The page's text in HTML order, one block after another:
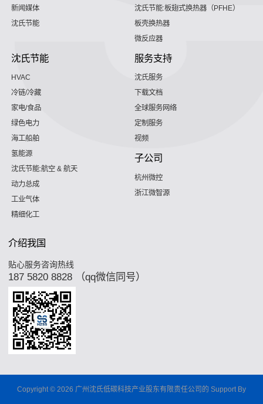
新闻媒体
沈氏节能
沈氏节能:板翅式换热器（PFHE）
板壳换热器
微反应器
沈氏节能
HVAC
冷链/冷藏
家电/食品
绿色电力
海工船舶
氢能源
沈氏节能:航空 & 航天
动力总成
工业气体
精细化工
服务支持
沈氏服务
下载文档
全球服务网络
定制服务
视频
子公司
杭州微控
浙江微智源
介绍我国
贴心服务咨询热线
187 5820 8828 （qq微信同号）
Copyright © 2026 广州沈氏低碳科技产业股东有限责任公司的 Support By